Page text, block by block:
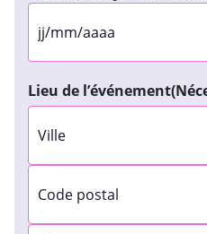
Lieu de l’événement
Ville